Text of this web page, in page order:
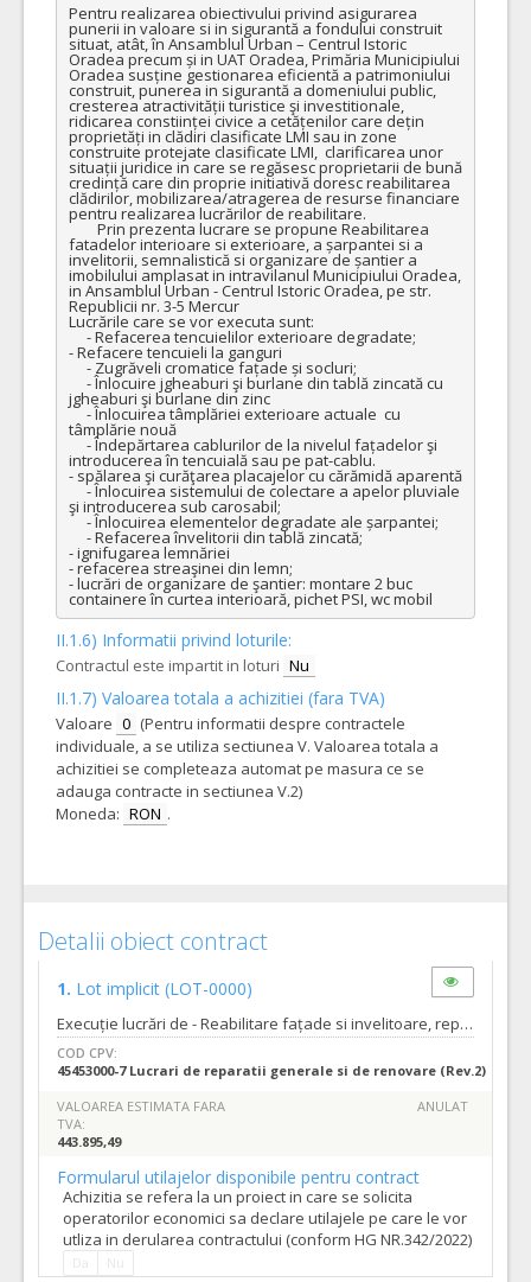
Pentru realizarea obiectivului privind asigurarea
punerii in valoare si in sigurantă a fondului construit
situat, atât, în Ansamblul Urban – Centrul Istoric
Oradea precum și in UAT Oradea, Primăria Municipiului
Oradea susține gestionarea eficientă a patrimoniului
construit, punerea in sigurantă a domeniului public,
cresterea atractivității turistice şi investitionale,
ridicarea constiinței civice a cetățenilor care dețin
proprietăți in clădiri clasificate LMI sau in zone
construite protejate clasificate LMI,  clarificarea unor
situații juridice in care se regăsesc proprietarii de bună
credință care din proprie initiativă doresc reabilitarea
clădirilor, mobilizarea/atragerea de resurse financiare
pentru realizarea lucrărilor de reabilitare.
        Prin prezenta lucrare se propune Reabilitarea
fatadelor interioare si exterioare, a șarpantei si a
invelitorii, semnalistică si organizare de șantier a
imobilului amplasat in intravilanul Municipiului Oradea,
in Ansamblul Urban - Centrul Istoric Oradea, pe str.
Republicii nr. 3-5 Mercur
Lucrările care se vor executa sunt:
- Refacere tencuieli la ganguri
jgheaburi şi burlane din zinc
     - Înlocuirea tâmplăriei exterioare actuale  cu
tâmplărie nouă
introducerea în tencuială sau pe pat-cablu.
- spălarea şi curăţarea placajelor cu cărămidă aparentă
     - Înlocuirea sistemului de colectare a apelor pluviale
şi introducerea sub carosabil;
     - Înlocuirea elementelor degradate ale șarpantei;
- ignifugarea lemnăriei
- refacerea streaşinei din lemn;
- lucrări de organizare de şantier: montare 2 buc
containere în curtea interioară, pichet PSI, wc mobil
II.1.6) Informatii privind loturile:
Contractul este impartit in loturi Nu
II.1.7) Valoarea totala a achizitiei (fara TVA)
Valoare 0 (Pentru informatii despre contractele
individuale, a se utiliza sectiunea V. Valoarea totala a
achizitiei se completeaza automat pe masura ce se
adauga contracte in sectiunea V.2)
Moneda: RON .
Detalii obiect contract
1. Lot implicit (LOT-0000)
Execuție lucrări de - Reabilitare fațade si invelitoare, reparatii tamplarie semnalistica firma si organizare de santier la imobilul situat in Oradea Str.Republicii nr.3-5” Tipurile de lucrari sunt cele descrise in caietul de sarcini nr.367048 din 21.09.2023 si Proiect întocmit de proiectant SC PANNON PROIECT SRL si aprobat de benficiar. Lucrările care se vor executa sunt : - Refacerea tencuielilor exterioare degradate; - Refacere tencuieli la ganguri - Zugrăveli cromatice fațade și socluri; - Înlocuire jgheaburi şi burlane din tablă zincată cu jgheaburi şi burlane din zinc - Înlocuirea tâmplăriei exterioare actuale cu tâmplărie nouă - Îndepărtarea cablurilor de la nivelul fațadelor şi introducerea în tencuială sau pe pat-cablu. - spălarea şi curăţarea placajelor cu cărămidă aparentă - Înlocuirea sistemului de colectare a apelor pluviale şi introducerea sub carosabil; - Înlocuirea elementelor degradate ale șarpantei; - Refacerea învelitorii din tablă zincată; - ignifugarea lemnăriei - refacerea streaşinei din lemn; - lucrări de organizare de şantier: montare 2 buc containere în curtea interioară, pichet PSI, wc mobil Termenul pana la care orice operator economic interesat are dreptul de a solicita clarificari sau informatii suplimentare in legatura cu documentatia de atribuire este de 20 zile inainte de data limita de depunere a ofertelor. Autoritatea contractanta va raspunde in mod clar si complet tuturor solicitarilor de clarificari in a 11 a zi inainte de data limita de depunere a ofertelor. Solicitarile de clarificari vor fi transmise in format editabil.
COD CPV:
45453000-7 Lucrari de reparatii generale si de renovare (Rev.2)
VALOAREA ESTIMATA FARA
TVA:
443.895,49
ANULAT
Formularul utilajelor disponibile pentru contract
Achizitia se refera la un proiect in care se solicita
operatorilor economici sa declare utilajele pe care le vor
utliza in derularea contractului (conform HG NR.342/2022)